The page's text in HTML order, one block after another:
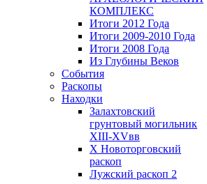
КОМПЛЕКС
Итоги 2012 Года
Итоги 2009-2010 Года
Итоги 2008 Года
Из Глубины Веков
События
Раскопы
Находки
Залахтовский
грунтовый могильник
XIII-XVвв
X Новоторговский
раскоп
Лужский раскоп 2